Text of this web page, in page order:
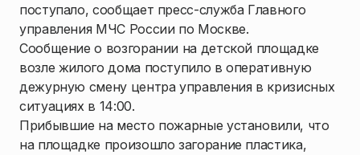
поступало, сообщает пресс-служба Главного
управления МЧС России по Москве.
Сообщение о возгорании на детской площадке
возле жилого дома поступило в оперативную
дежурную смену центра управления в кризисных
ситуациях в 14:00.
Прибывшие на место пожарные установили, что
на площадке произошло загорание пластика,